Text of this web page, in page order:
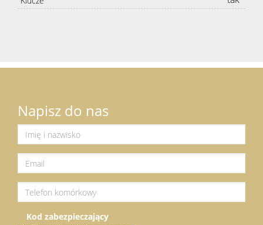
Napisz do nas
Kod zabezpieczający